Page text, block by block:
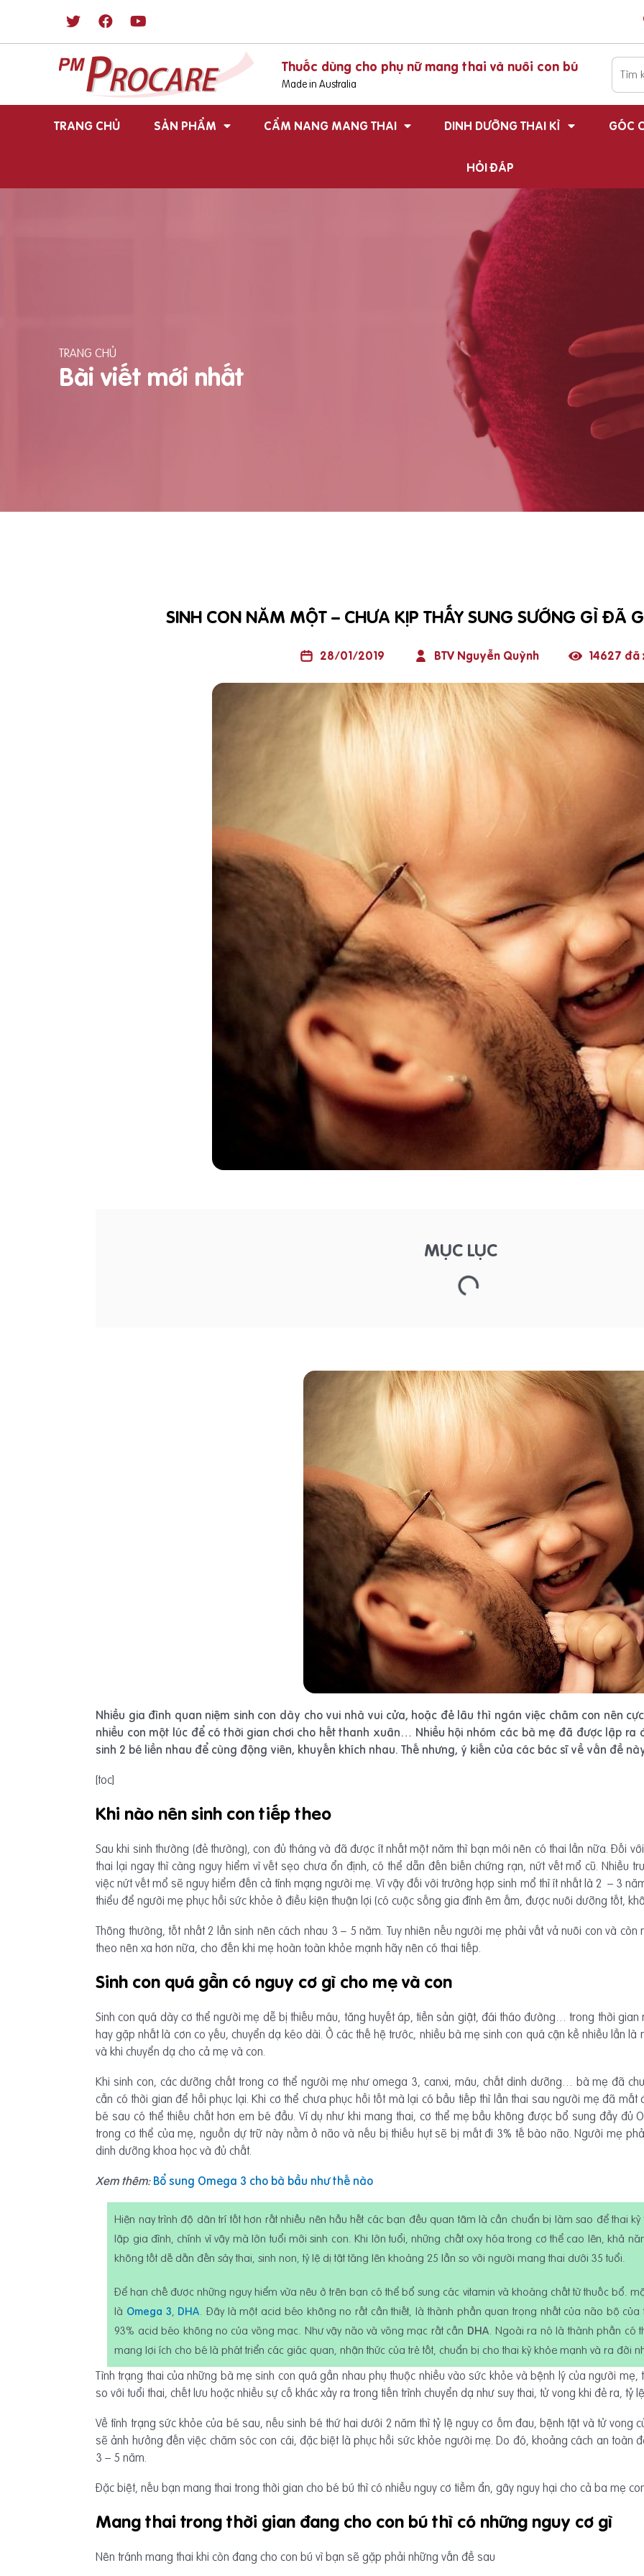
Thuốc dùng cho phụ nữ mang thai và nuôi con bú
Made in Australia
TRANG CHỦ SẢN PHẨM CẨM NANG MANG THAI DINH DƯỠNG THAI KÌ GÓC
HỎI ĐÁP
TRANG CHỦ
Bài viết mới nhất
SINH CON NĂM MỘT – CHƯA KỊP THẤY SUNG SƯỚNG GÌ ĐÃ
28/01/2019 BTV Nguyễn Quỳnh 14627 đã
MỤC LỤC
Nhiều gia đình quan niệm sinh con dày cho vui nhà vui cửa, hoặc đẻ lâu thì ngán việc chăm con nên
nhiều con một lúc để có thời gian chơi cho hết thanh xuân… Nhiều hội nhóm các bà mẹ đã được lập ra
sinh 2 bé liền nhau để cùng động viên, khuyến khích nhau. Thế nhưng, ý kiến của các bác sĩ về vấn đề
[toc]
Khi nào nên sinh con tiếp theo
Sau khi sinh thường (đẻ thường), con đủ tháng và đã được ít nhất một năm thì bạn mới nên có thai lần nữa. Đối
thai lại ngay thì càng nguy hiểm vì vết sẹo chưa ổn định, có thể dẫn đến biến chứng rạn, nứt vết mổ cũ. Nhiều
việc nứt vết mổ sẽ nguy hiểm đến cả tính mạng người mẹ. Vì vậy đối với trường hợp sinh mổ thì ít nhất là 2 – 3
thiểu để người mẹ phục hồi sức khỏe ở điều kiện thuận lợi (có cuộc sống gia đình êm ấm, được nuôi dưỡng tốt,
Thông thường, tốt nhất 2 lần sinh nên cách nhau 3 – 5 năm. Tuy nhiên nếu người mẹ phải vất vả nuôi con và
theo nên xa hơn nữa, cho đến khi mẹ hoàn toàn khỏe mạnh hãy nên có thai tiếp.
Sinh con quá gần có nguy cơ gì cho mẹ và con
Sinh con quá dày cơ thể người mẹ dễ bị thiếu máu, tăng huyết áp, tiền sản giật, đái tháo đường… trong thời gian
hay gặp nhất là cơn co yếu, chuyển dạ kéo dài. Ở các thế hệ trước, nhiều bà mẹ sinh con quá cận kề nhiều lần
và khi chuyển dạ cho cả mẹ và con.
Khi sinh con, các dưỡng chất trong cơ thể người mẹ như omega 3, canxi, máu, chất dinh dưỡng… bà mẹ đã
cần có thời gian để hồi phục lại. Khi cơ thể chưa phục hồi tốt mà lại có bầu tiếp thì lần thai sau người mẹ đã
bé sau có thể thiếu chất hơn em bé đầu. Ví dụ như khi mang thai, cơ thể mẹ bầu không được bổ sung đầy đủ
trong cơ thể của mẹ, nguồn dự trữ này nằm ở não và nếu bị thiếu hụt sẽ bị mất đi 3% tế bào não. Người mẹ
dinh dưỡng khoa học và đủ chất.
Xem thêm: Bổ sung Omega 3 cho bà bầu như thế nào
Hiện nay trình độ dân trí tốt hơn rất nhiều nên hầu hết các bạn đều quan tâm là cần chuẩn bị làm sao để thai
lập gia đình, chính vì vậy mà lớn tuổi mới sinh con. Khi lớn tuổi, những chất oxy hóa trong cơ thể cao lên, khả
không tốt dễ dẫn đến sảy thai, sinh non, tỷ lệ dị tật tăng lên khoảng 25 lần so với người mang thai dưới 35 tuổi.
Để hạn chế được những nguy hiểm vừa nêu ở trên bạn có thể bổ sung các vitamin và khoáng chất từ thuốc bổ.
là Omega 3, DHA. Đây là một acid béo không no rất cần thiết, là thành phần quan trọng nhất của não bộ
93% acid béo không no của võng mạc. Như vậy não và võng mạc rất cần DHA. Ngoài ra nó là thành phần có
mang lợi ích cho bé là phát triển các giác quan, nhận thức của trẻ tốt, chuẩn bị cho thai kỳ khỏe mạnh và ra đời
Tình trạng thai của những bà mẹ sinh con quá gần nhau phụ thuộc nhiều vào sức khỏe và bệnh lý của người
so với tuổi thai, chết lưu hoặc nhiều sự cố khác xảy ra trong tiến trình chuyển dạ như suy thai, tử vong khi đẻ ra,
Về tình trạng sức khỏe của bé sau, nếu sinh bé thứ hai dưới 2 năm thì tỷ lệ nguy cơ ốm đau, bệnh tật và tử vong
sẽ ảnh hưởng đến việc chăm sóc con cái, đặc biệt là phục hồi sức khỏe người mẹ. Do đó, khoảng cách an toàn
3 – 5 năm.
Đặc biệt, nếu bạn mang thai trong thời gian cho bé bú thì có nhiều nguy cơ tiềm ẩn, gây nguy hại cho cả ba mẹ
Mang thai trong thời gian đang cho con bú thì có những nguy cơ gì
Nên tránh mang thai khi còn đang cho con bú vì bạn sẽ gặp phải những vấn đề sau